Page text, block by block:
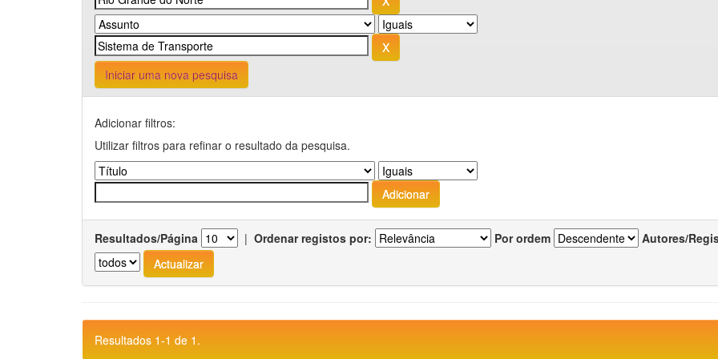
Iniciar uma nova pesquisa
Adicionar filtros:
Utilizar filtros para refinar o resultado da pesquisa.
Resultados/Página | Ordenar registos por: Por ordem Autores/
Resultados 1-1 de 1.